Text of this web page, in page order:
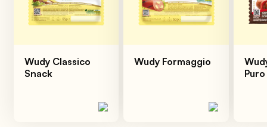
Wudy Classico
Snack
Wudy Formaggio